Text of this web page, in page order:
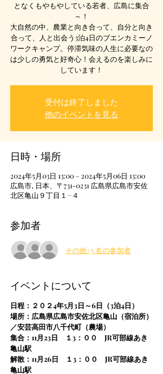
となくもやもやしている若者、広島に集合
～！
大自然の中、農業と向き合って、自分と向き
合って、人と出会う3泊4日のブエンカミーノ
ワークキャンプ。停滞気味の人生に必要なの
は少しの勇気と好奇心！会えるのを楽しみに
しています！
受付は終了しました
他のイベントを見る
日時・場所
2024年5月03日 13:00 – 2024年5月06日 13:00
広島市, 日本、〒731-0231 広島県広島市安佐
北区亀山９丁目１−４
参加者
その他+5 名の参加者
イベントについて
日程：２０２4年5月3日～6日（3泊4日）
場所：広島県広島市安佐北区亀山（宿泊所）
／安芸高田市八千代町（農場）
集合：11月23日　１3：００　JR可部線あき
亀山駅
解散：11月26日　１3：００　JR可部線あき
亀山駅